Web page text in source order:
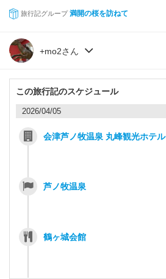
旅行記グループ 満開の桜を訪ねて
+mo2さん
この旅行記のスケジュール
2026/04/05
会津芦ノ牧温泉 丸峰観光ホテル
芦ノ牧温泉
鶴ヶ城会館